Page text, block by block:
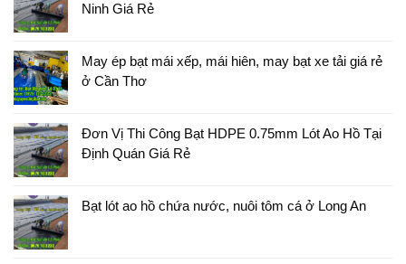
Ninh Giá Rẻ
May ép bạt mái xếp, mái hiên, may bạt xe tải giá rẻ
ở Cần Thơ
Đơn Vị Thi Công Bạt HDPE 0.75mm Lót Ao Hồ Tại
Định Quán Giá Rẻ
Bạt lót ao hồ chứa nước, nuôi tôm cá ở Long An